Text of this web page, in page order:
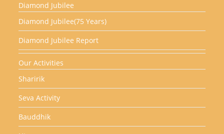
Diamond Jubilee
Diamond Jubilee(75 Years)
Diamond Jubilee Report
Our Activities
Sharirik
Seva Activity
Bauddhik